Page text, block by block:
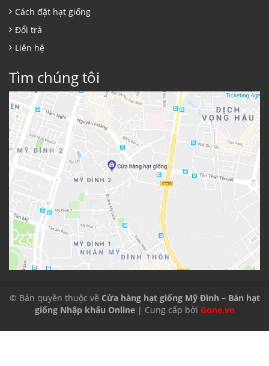
Cách đặt hạt giống
Đổi trả
Liên hệ
Tìm chúng tôi
© Bản quyền thuộc về Cửa hàng hạt giống Mỹ Đình – Bán hạt
giống Nhập khẩu Online| Cung cấp bởi Gone.vn